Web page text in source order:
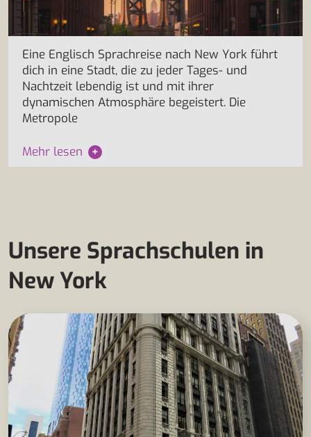
Eine Englisch Sprachreise nach New York führt
dich in eine Stadt, die zu jeder Tages- und
Nachtzeit lebendig ist und mit ihrer
dynamischen Atmosphäre begeistert. Die
Metropole
Mehr lesen +
Unsere Sprachschulen in
New York